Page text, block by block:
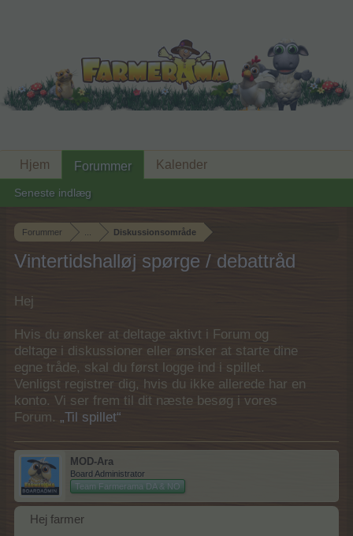
Forummer Diskussionsområde
Vintertidshalløj spørge / debattråd
Hej
Hvis du ønsker at deltage aktivt i Forum og
deltage i diskussioner eller ønsker at starte dine
egne tråde, skal du først logge ind i spillet.
Venligst registrer dig, hvis du ikke allerede har en
konto. Vi ser frem til dit næste besøg i vores
Forum. „Til spillet“
MOD-Ara
Board Administrator
Team Farmerama DA & NO
Hej farmer
Hjem Forummer
Seneste indlæg
Kalender